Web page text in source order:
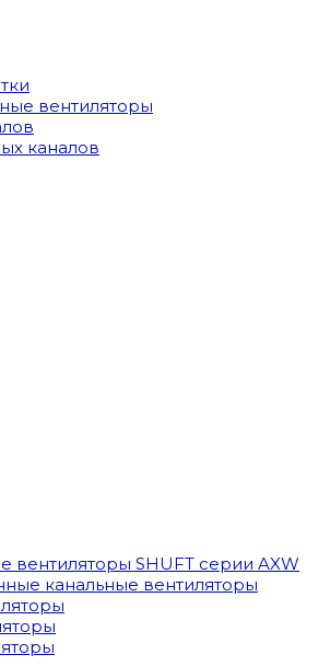
вентиляторы
каналов
вентиляторы SHUFT серии AXW
канальные вентиляторы